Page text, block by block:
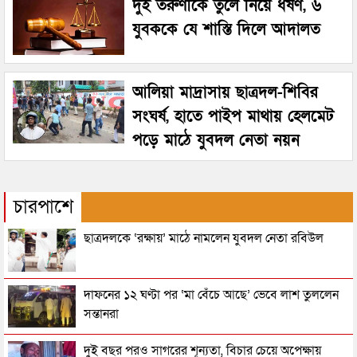
দুই তরুণীকে তুলে নিয়ে ধর্ষণ, ৬
যুবককে যে শাস্তি দিলে আদালত
আলিয়া মাদ্রাসায় ছাত্রদল-শিবির
সংঘর্ষ, হাতে পাইপ মাথায় হেলমেট
পড়ে মাঠে যুবদল নেতা নয়ন
চারপাশে
ছাত্রদলকে ‘রক্ষায়’ মাঠে নামলেন যুবদল নেতা রবিউল
দাফনের ১২ ঘণ্টা পর ‘মা বেঁচে আছে’ ভেবে লাশ তুললেন
সন্তানরা
দুই বছর পরও সাগরের শূন্যতা, বিচার চেয়ে অপেক্ষায়